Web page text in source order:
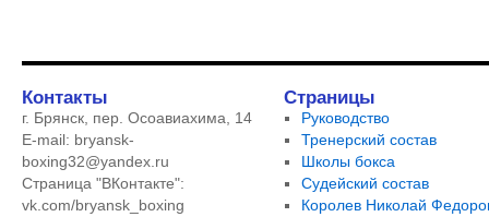
Контакты
г. Брянск, пер. Осоавиахима, 14
E-mail: bryansk-
boxing32@yandex.ru
Страница "ВКонтакте":
vk.com/bryansk_boxing
Страницы
Руководство
Тренерский состав
Школы бокса
Судейский состав
Королев Николай